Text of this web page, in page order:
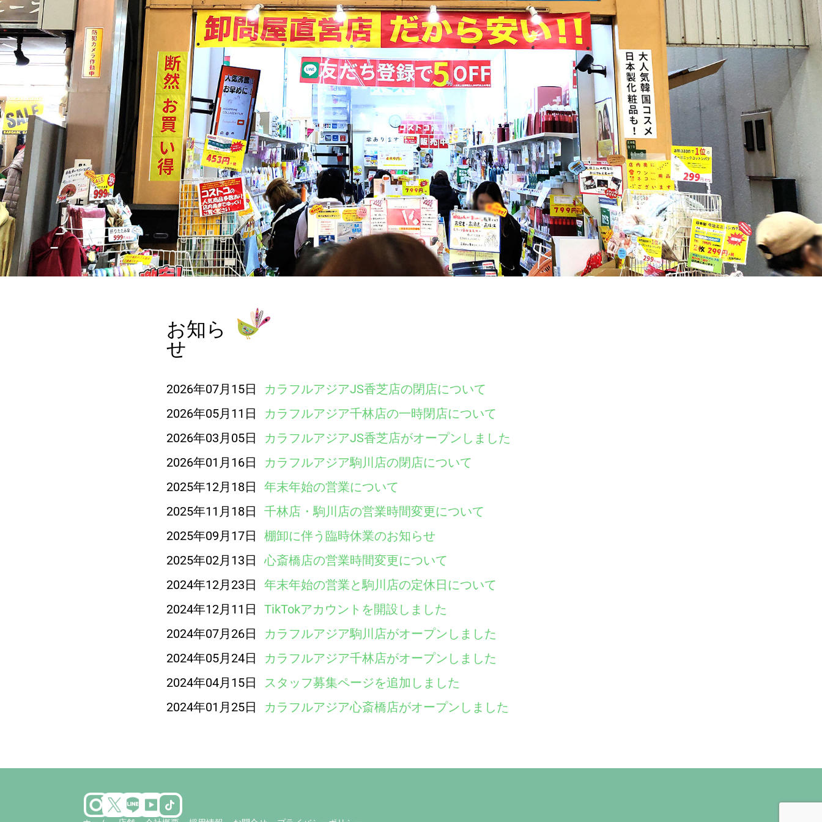
お知ら
せ
2026年07月15日
カラフルアジアJS香芝店の閉店について
2026年05月11日
カラフルアジア千林店の一時閉店について
2026年03月05日
カラフルアジアJS香芝店がオープンしました
2026年01月16日
カラフルアジア駒川店の閉店について
2025年12月18日
年末年始の営業について
2025年11月18日
千林店・駒川店の営業時間変更について
2025年09月17日
棚卸に伴う臨時休業のお知らせ
2025年02月13日
心斎橋店の営業時間変更について
2024年12月23日
年末年始の営業と駒川店の定休日について
2024年12月11日
TikTokアカウントを開設しました
2024年07月26日
カラフルアジア駒川店がオープンしました
2024年05月24日
カラフルアジア千林店がオープンしました
2024年04月15日
スタッフ募集ページを追加しました
2024年01月25日
カラフルアジア心斎橋店がオープンしました